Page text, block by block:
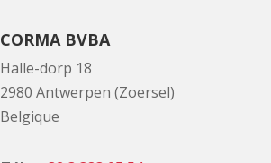
CORMA BVBA
Halle-dorp 18
2980 Antwerpen (Zoersel)
Belgique